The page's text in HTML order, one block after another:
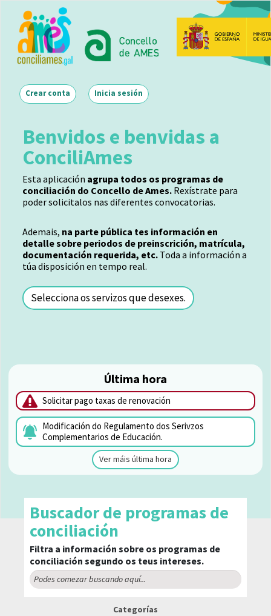
contido
principal
Main navigation
Inicia sesión
Crear conta
Última hora
Solicitar pago taxas de renovación
Modificación do Regulamento dos Serivzos
Complementarios de Educación.
Ver máis última hora
Benvidos e benvidas a
ConciliAmes
Esta aplicación agrupa todos os programas de
conciliación do Concello de Ames.Rexístrate para
poder solicitalos nas diferentes convocatorias.
Ademais, na parte pública tes información en
detalle sobre periodos de preinscrición, matrícula,
documentación requerida, etc.Toda a información a
túa disposición en tempo real.
Selecciona os servizos que desexes.
Buscador de programas de
conciliación
Filtra a información sobre os programas de
conciliación segundo os teus intereses.
Categorías